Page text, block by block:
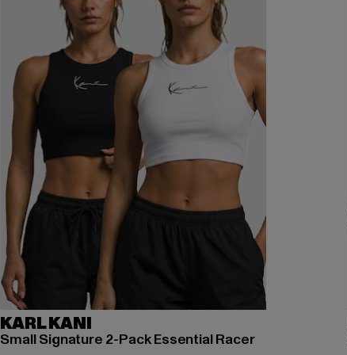
KARL KANI
Small Signature 2-Pack Essential Racer